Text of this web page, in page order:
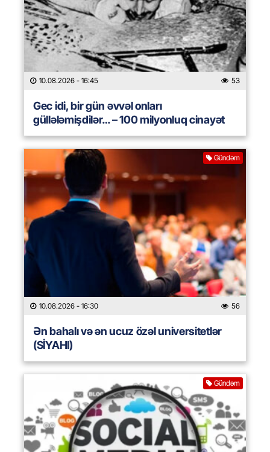
10.08.2026 - 16:45 53
Gec idi, bir gün əvvəl onları
güllələmişdilər… – 100 milyonluq cinayət
Gündəm
10.08.2026 - 16:30 56
Ən bahalı və ən ucuz özəl universitetlər
(SİYAHI)
Gündəm